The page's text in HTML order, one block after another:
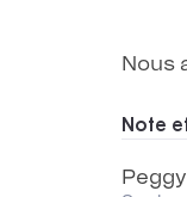
Nous
Note